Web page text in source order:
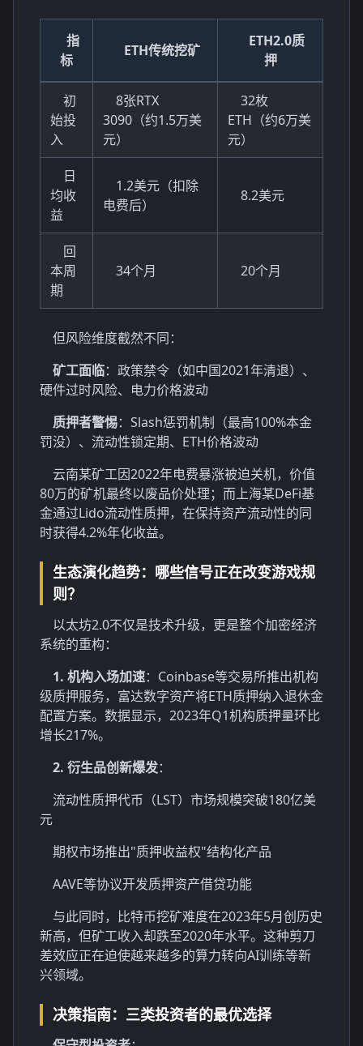
指
标
ETH传统挖矿
ETH2.0质
押
初
始投
入
8张RTX
3090（约1.5万美
元）
32枚
ETH（约6万美
元）
日
均收
益
1.2美元（扣除
电费后）
8.2美元
回
本周
期
34个月 20个月
但风险维度截然不同：
矿工面临：政策禁令（如中国2021年清退）、
硬件过时风险、电力价格波动
质押者警惕：Slash惩罚机制（最高100%本金
罚没）、流动性锁定期、ETH价格波动
云南某矿工因2022年电费暴涨被迫关机，价值
80万的矿机最终以废品价处理；而上海某DeFi基
金通过Lido流动性质押，在保持资产流动性的同
时获得4.2%年化收益。
生态演化趋势：哪些信号正在改变游戏规
则？
以太坊2.0不仅是技术升级，更是整个加密经济
系统的重构：
1. 机构入场加速：Coinbase等交易所推出机构
级质押服务，富达数字资产将ETH质押纳入退休金
配置方案。数据显示，2023年Q1机构质押量环比
增长217%。
2. 衍生品创新爆发：
流动性质押代币（LST）市场规模突破180亿美
元
期权市场推出"质押收益权"结构化产品
AAVE等协议开发质押资产借贷功能
与此同时，比特币挖矿难度在2023年5月创历史
新高，但矿工收入却跌至2020年水平。这种剪刀
差效应正在迫使越来越多的算力转向AI训练等新
兴领域。
决策指南：三类投资者的最优选择